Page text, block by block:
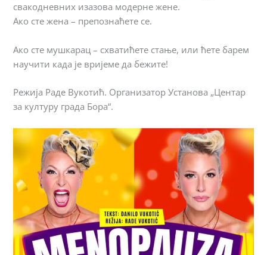
свакодневних изазова модерне жене.
Ако сте жена – препознаћете се.
Ако сте мушкарац – схватићете стање, или ћете барем
научити када је вријеме да бежите!
Режија Раде Вукотић. Организатор Установа „Центар
за културу града Бора“.